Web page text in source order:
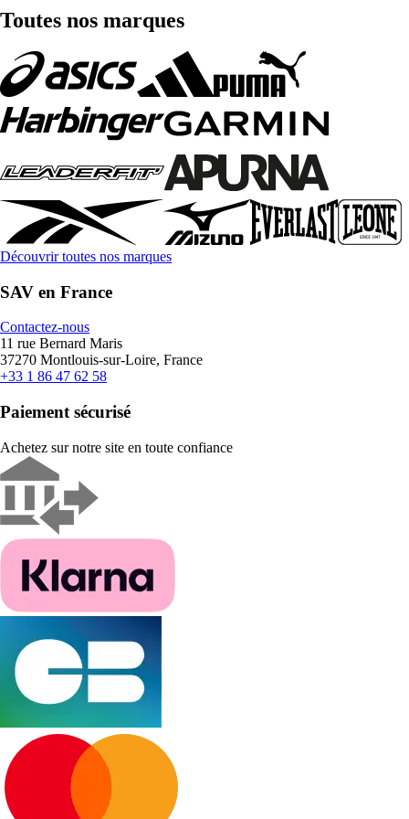
Toutes nos marques
Découvrir toutes nos marques
SAV en France
Contactez-nous
11 rue Bernard Maris
37270 Montlouis-sur-Loire, France
+33 1 86 47 62 58
Paiement sécurisé
Achetez sur notre site en toute confiance